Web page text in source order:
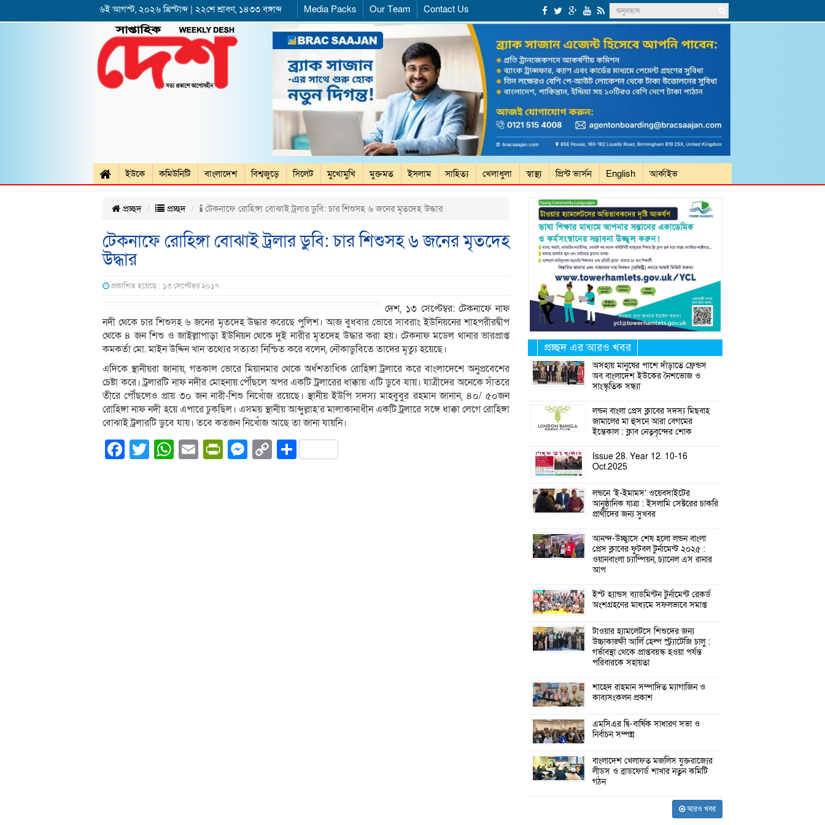
৬ই আগস্ট, ২০২৬ খ্রিস্টাব্দ | ২২শে শ্রাবণ, ১৪৩৩ বঙ্গাব্দ Media Packs Our Team Contact Us
ইউকে কমিউনিটি বাংলাদেশ বিশ্বজুড়ে সিলেট মুখোমুখি মুক্তমত ইসলাম সাহিত্য খেলাধুলা স্বাস্থ্য প্রিন্ট ভার্সন English আর্কাইভ
প্রচ্ছদ প্রচ্ছদ টেকনাফে রোহিঙ্গা বোঝাই ট্রলার ডুবি: চার শিশুসহ ৬ জনের মৃতদেহ উদ্ধার
টেকনাফে রোহিঙ্গা বোঝাই ট্রলার ডুবি: চার শিশুসহ ৬ জনের মৃতদেহ
উদ্ধার
প্রকাশিত হয়েছে : ১৩ সেপ্টেম্বর ২০১৭
দেশ, ১৩ সেপ্টেম্বর: টেকনাফে নাফ
নদী থেকে চার শিশুসহ ৬ জনের মৃতদেহ উদ্ধার করেছে পুলিশ। আজ বুধবার ভোরে সাবরাং ইউনিয়নের শাহপরীরদ্বীপ
থেকে ৪ জন শিশু ও জাইল্লাপাড়া ইউনিয়ন থেকে দুই নারীর মৃতদেহ উদ্ধার করা হয়। টেকনাফ মডেল থানার ভারপ্রাপ্ত
কমকর্তা মো. মাইন উদ্দিন খান তথ্যের সত্যতা নিশ্চিত করে বলেন, নৌকাডুবিতে তাদের মৃত্যু হয়েছে।
এদিকে স্থানীয়রা জানায়, গতকাল ভোরে মিয়ানমার থেকে অর্ধশতাধিক রোহিঙ্গা ট্রলারে করে বাংলাদেশে অনুপ্রবেশের
চেষ্টা করে। ট্রলারটি নাফ নদীর মোহনায় পৌঁছলে অপর একটি ট্রলারের ধাক্কায় এটি ডুবে যায়। যাত্রীদের অনেকে সাঁতরে
তীরে পৌঁছলেও প্রায় ৩০ জন নারী-শিশু নিখোঁজ রয়েছে। স্থানীয় ইউপি সদস্য মাহবুবুর রহমান জানান, ৪০/ ৫০জন
রোহিঙ্গা নাফ নদী হয়ে এপারে ঢুকছিল। এসময় স্থানীয় আব্দুল্লাহ’র মালাকানাধীন একটি ট্রলারে সঙ্গে ধাক্কা লেগে রোহিঙ্গা
বোঝাই ট্রলারটি ডুবে যায়। তবে কতজন নিখোঁজ আছে তা জানা যায়নি।
Facebook
Twitter
WhatsApp
EmailPrintFriendly
Messenger
CopyShare
প্রচ্ছদ এর আরও খবর
অসহায় মানুষের পাশে দাঁড়াতে ফ্রেন্ডস
অব বাংলাদেশ ইউকের নৈশভোজ ও
সাংস্কৃতিক সন্ধ্যা
লন্ডন বাংলা প্রেস ক্লাবের সদস্য মিছবাহ
জামালের মা হুসনে আরা বেগমের
ইন্তেকাল : ক্লাব নেতৃবৃন্দের শোক
Issue 28. Year 12. 10-16
Oct.2025
লন্ডনে ‘ই-ইমামস’ ওয়েবসাইটের
আনুষ্ঠানিক যাত্রা : ইসলামি সেক্টরের চাকরি
প্রার্থীদের জন্য সুখবর
আনন্দ-উচ্ছ্বাসে শেষ হলো লন্ডন বাংলা
প্রেস ক্লাবের ফুটবল টুর্নামেন্ট ২০২৫ :
ওয়ানবাংলা চ্যাম্পিয়ন, চ্যানেল এস রানার
আপ
ইস্ট হ্যান্ডস ব্যাডমিন্টন টুর্নামেন্ট রেকর্ড
অংশগ্রহণের মাধ্যমে সফলভাবে সমাপ্ত
টাওয়ার হ্যামলেটসে শিশুদের জন্য
উচ্চাকাঙ্ক্ষী আর্লি হেল্প স্ট্র্যাটেজি চালু :
গর্ভাবস্থা থেকে প্রাপ্তবয়স্ক হওয়া পর্যন্ত
পরিবারকে সহায়তা
শাহেদ রাহমান সম্পাদিত ম্যাগাজিন ও
কাব্যসংকলন প্রকাশ
এমসিএর দ্বি-বার্ষিক সাধারণ সভা ও
নির্বাচন সম্পন্ন
বাংলাদেশ খেলাফত মজলিস যুক্তরাজ্যের
লীডস ও ব্রাডফোর্ড শাখার নতুন কমিটি
গঠন
আরও খবর